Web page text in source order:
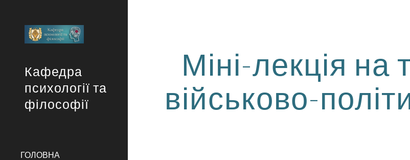
Кафедра
психології та
філософії
ГОЛОВНА
Міні-лекція
військово-